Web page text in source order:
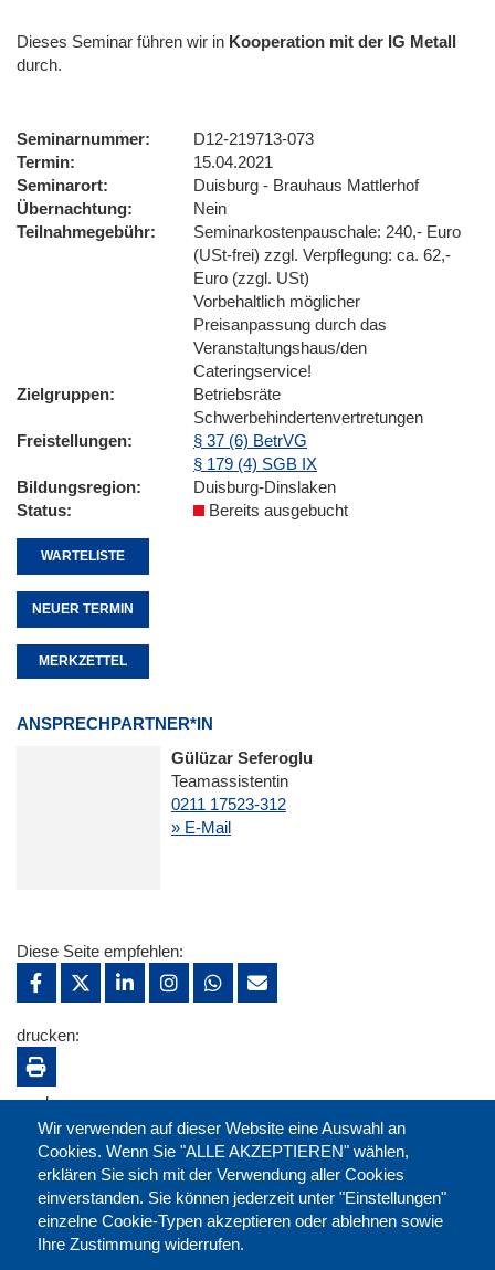
Dieses Seminar führen wir in Kooperation mit der IG Metall
durch.
Seminarnummer
D12-219713-073
Termin
15.04.2021
Seminarort
Duisburg - Brauhaus Mattlerhof
Übernachtung
Nein
Teilnahmegebühr
Seminarkostenpauschale: 240,- Euro
(USt-frei) zzgl. Verpflegung: ca. 62,-
Euro (zzgl. USt)
Vorbehaltlich möglicher
Preisanpassung durch das
Veranstaltungshaus/den
Cateringservice!
Zielgruppen
Betriebsräte
Schwerbehindertenvertretungen
Freistellungen
§ 37 (6) BetrVG
§ 179 (4) SGB IX
Bildungsregion
Duisburg-Dinslaken
Status
Bereits ausgebucht
WARTELISTE
NEUER TERMIN
MERKZETTEL
ANSPRECHPARTNER*IN
Gülüzar Seferoglu
Teamassistentin
0211 17523-312
» E-Mail
Wir verwenden auf dieser Website eine Auswahl an
Cookies. Wenn Sie "ALLE AKZEPTIEREN" wählen,
erklären Sie sich mit der Verwendung aller Cookies
einverstanden. Sie können jederzeit unter "Einstellungen"
einzelne Cookie-Typen akzeptieren oder ablehnen sowie
Ihre Zustimmung widerrufen.
Diese Seite empfehlen:
drucken:
merken: